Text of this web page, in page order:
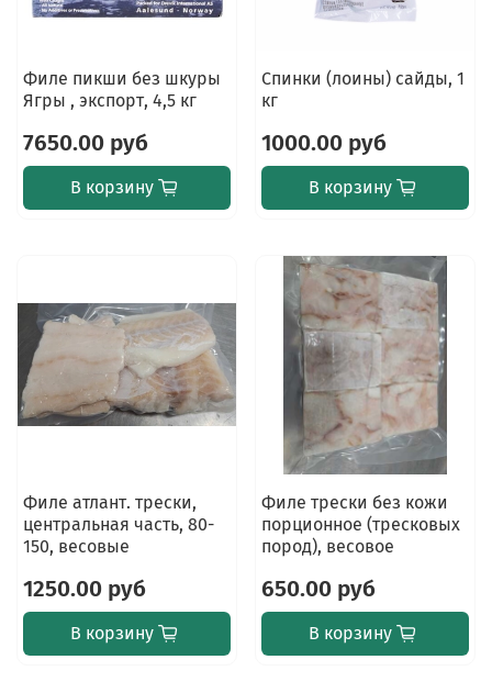
Филе пикши без шкуры
Ягры , экспорт, 4,5 кг
7650.00 руб
В корзину
Спинки (лоины) сайды, 1
кг
1000.00 руб
В корзину
Филе атлант. трески,
центральная часть, 80-
150, весовые
1250.00 руб
В корзину
Филе трески без кожи
порционное (тресковых
пород), весовое
650.00 руб
В корзину